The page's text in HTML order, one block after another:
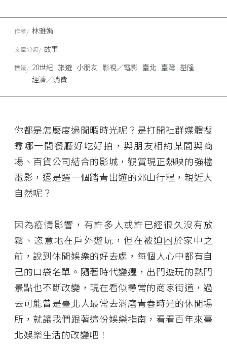
你都是怎麼度過閒暇時光呢？是打開社群媒體搜
尋哪一間餐廳好吃好拍，與朋友相約某間與商
場、百貨公司結合的影城，觀賞現正熱映的強檔
電影，還是選一個踏青出遊的郊山行程，親近大
自然呢？
因為疫情影響，有許多人或許已經很久沒有放
鬆、恣意地在戶外遊玩，但在被迫困於家中之
前，說到休閒娛樂的好去處，每個人心中都有自
己的口袋名單。隨著時代變遷，出門遊玩的熱門
景點也不斷改變，現在看似尋常的商家街道，過
去可能曾是臺北人最常去消磨青春時光的休閒場
所，就讓我們跟著這份娛樂指南，看看百年來臺
北娛樂生活的改變吧！
作者 林雅娟
文章分類 故事
標籤 20世紀 旅遊 小朋友 影視／電影 臺北 臺灣 基隆
經濟／消費